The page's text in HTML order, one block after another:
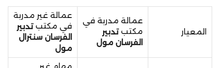
المعيار
عمالة مدربة في
مكتب تدبير
الفرسان مول
عمالة غير مدربة
في مكتب تدبير
الفرسان سنترال
مول
مهام غير